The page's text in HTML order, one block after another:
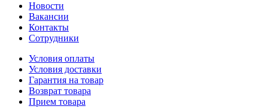
Новости
Вакансии
Контакты
Сотрудники
Условия оплаты
Условия доставки
Гарантия на товар
Возврат товара
Прием товара